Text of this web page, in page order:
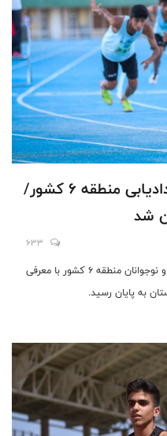
مسابقات دو و میدانی استعدادیابی منطقه 6 کشور/
شد
633
مسابقات دو و میدانی استعدادیابی نونهالان و نوجوانان منطقه 6 کشور با معرفی
به پایان رسید.